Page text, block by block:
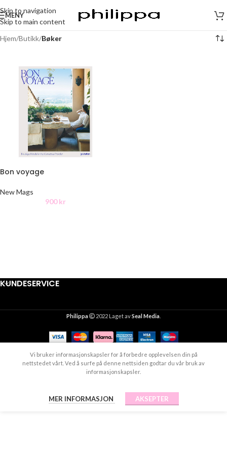
Skip to navigation
Skip to main content
MENY
Hjem/Butikk/Bøker
Bon voyage
New Mags
900kr
KUNDESERVICE
Philippa 2022 Laget avSeal Media
Vi bruker informasjonskapsler for å forbedre opplevelsen din på
nettstedet vårt. Ved å surfe på denne nettsiden godtar du vår bruk av
informasjonskapsler.
MER INFORMASJON AKSEPTER